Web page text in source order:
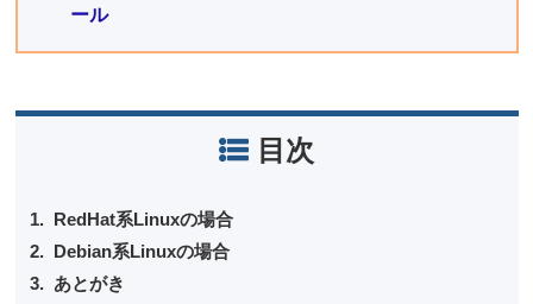
ール
目次
RedHat系Linuxの場合
Debian系Linuxの場合
あとがき